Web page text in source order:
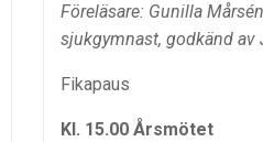
Föreläsare: Gunilla
sjukgymnast, godkänd av
Fikapaus
Kl. 15.00 Årsmötet